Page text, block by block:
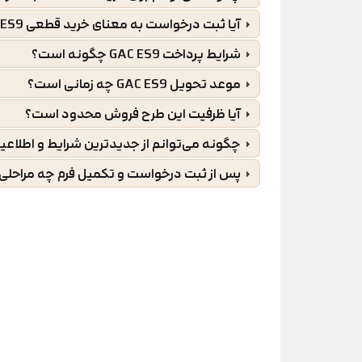
پس از ثبت درخواست، اطلاعات متقاضی
خواهد شد و در صورت نیاز، هماهنگی‌های
درخواست به منزله ثبت‌نام نهایی یا
در صورت اعمال هرگونه تغییر در شرایط
اطلاعات جدید از طریق اطلاعیه‌های رسمی
برای اطلاع از جدیدترین شرایط فروش
وب‌سایتگروه خودرویی دلیلیرا
آیا ثبت درخواست به معنای خرید قطعی GAC ES9 است؟
شرایط پرداخت GAC ES9 چگونه است؟
موعد تحویل GAC ES9 چه زمانی است؟
آیا ظرفیت این طرح فروش محدود است؟
چگونه می‌توانم از جدیدترین شرایط و
پس از ثبت درخواست و تکمیل فرم چه